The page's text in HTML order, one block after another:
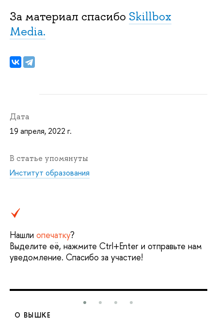
За материал спасибо Skillbox
Media.
Дата
19 апреля, 2022 г.
В статье упомянуты
Институт образования
Нашли опечатку?
Выделите её, нажмите Ctrl+Enter и отправьте нам
уведомление. Спасибо за участие!
О ВЫШКЕ